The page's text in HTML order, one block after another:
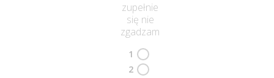
zupełnie
się nie
zgadzam
1
2